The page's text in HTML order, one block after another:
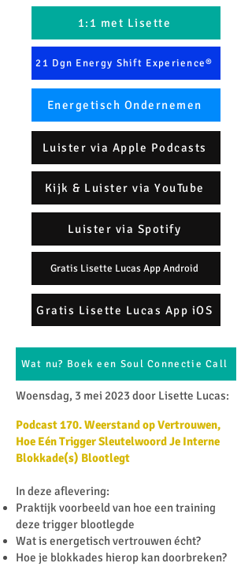
1:1 met Lisette
21 Dgn Energy Shift Experience®
Energetisch Ondernemen
Luister via Apple Podcasts
Kijk & Luister via YouTube
Luister via Spotify
Gratis Lisette Lucas App Android
Gratis Lisette Lucas App iOS
Wat nu? Boek een Soul Connectie Call
Woensdag, 3 mei 2023 door Lisette Lucas:​
Podcast 170. Weerstand op Vertrouwen,
Hoe Eén Trigger Sleutelwoord Je Interne
Blokkade(s) Blootlegt
In deze aflevering:
Praktijk voorbeeld van hoe een training
deze trigger blootlegde
Wat is energetisch vertrouwen écht?
Hoe je blokkades hierop kan doorbreken?